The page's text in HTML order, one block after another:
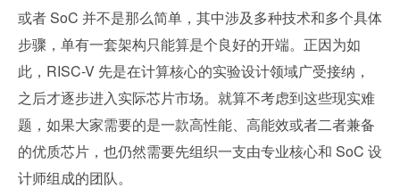
或者 SoC 并不是那么简单，其中涉及多种技术和多个具体
步骤，单有一套架构只能算是个良好的开端。正因为如
此，RISC-V 先是在计算核心的实验设计领域广受接纳，
之后才逐步进入实际芯片市场。就算不考虑到这些现实难
题，如果大家需要的是一款高性能、高能效或者二者兼备
的优质芯片，也仍然需要先组织一支由专业核心和 SoC 设
计师组成的团队。